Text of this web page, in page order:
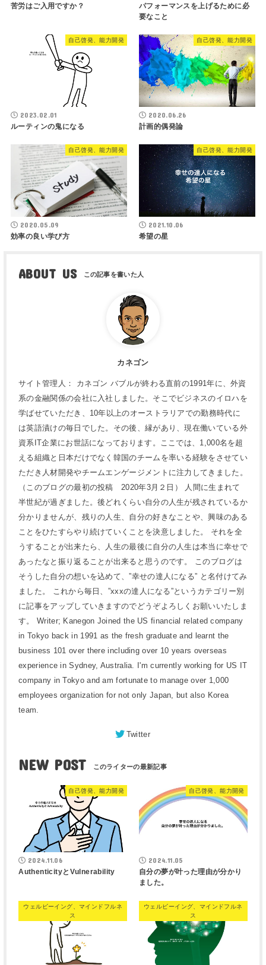
苦労はご入用ですか？
パフォーマンスを上げるために必
要なこと
自己啓発、能力開発
2023.02.01
ルーティンの鬼になる
自己啓発、能力開発
2020.06.26
計画的偶発論
自己啓発、能力開発
2020.05.09
効率の良い学び方
自己啓発、能力開発
2021.10.06
希望の星
ABOUT US
カネゴン
サイト管理人： カネゴン バブルが終わる直前の1991年に、外資
系の金融関係の会社に入社しました。そこでビジネスのイロハを
学ばせていただき、10年以上のオーストラリアでの勤務時代に
は英語漬けの毎日でした。その後、縁があり、現在働いている外
資系IT企業にお世話になっております。ここでは、1,000名を超
える組織と日本だけでなく韓国のチームを率いる経験をさせてい
ただき人材開発やチームエンゲージメントに注力してきました。
（このブログの最初の投稿 2020年3月２日） 人間に生まれて
半世紀が過ぎました。後どれくらい自分の人生が残されているか
分かりませんが、残りの人生、自分の好きなことや、興味のある
ことをひたすらやり続けていくことを決意しました。 それを全
うすることが出来たら、人生の最後に自分の人生は本当に幸せで
あったなと振り返ることが出来ると思うのです。 このブログは
そうした自分の想いを込めて、”幸せの達人になる” と名付けてみ
ました。 これから毎日、”xxxの達人になる”というカテゴリー別
に記事をアップしていきますのでどうぞよろしくお願いいたしま
す。 Writer; Kanegon Joined the US financial related company
in Tokyo back in 1991 as the fresh graduate and learnt the
business 101 over there including over 10 years overseas
experience in Sydney, Australia. I'm currently working for US IT
company in Tokyo and am fortunate to manage over 1,000
employees organization for not only Japan, but also Korea
team.
Twitter
NEW POST
自己啓発、能力開発
2024.11.06
AuthenticityとVulnerability
自己啓発、能力開発
2024.11.05
自分の夢が叶った理由が分かり
ました。
ウェルビーイング、マインドフルネ
ス
ウェルビーイング、マインドフルネ
ス